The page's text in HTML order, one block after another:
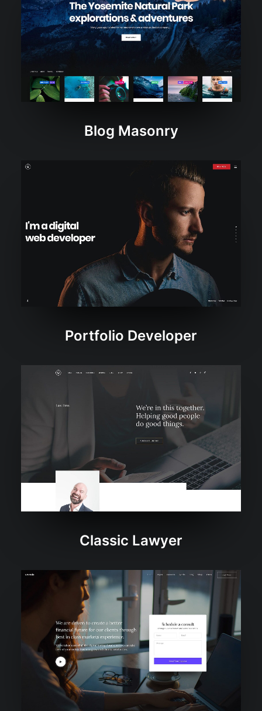
Blog Masonry
Portfolio Developer
Classic Lawyer